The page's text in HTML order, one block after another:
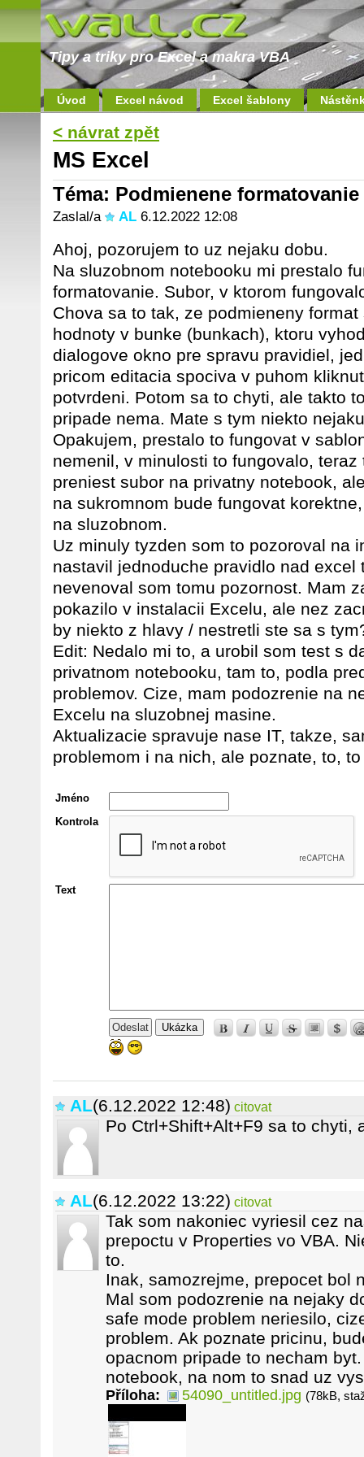
Tipy a triky pro Excel a makra VBA
Úvod Excel návod Excel šablony
< návrat zpět
MS Excel
Téma: Podmienene
Zaslal/a AL 6.12.2022 12:08
Ahoj, pozorujem to uz nejaku dobu.
Na sluzobnom notebooku mi prestalo
formatovanie. Subor, v ktorom
Chova sa to tak, ze podmieneny
hodnoty v bunke (bunkach), ktoru
dialogove okno pre spravu pravidiel,
pricom editacia spociva v puhom
potvrdeni. Potom sa to chyti, ale takto
pripade nema. Mate s tym niekto
Opakujem, prestalo to fungovat v
nemenil, v minulosti to fungovalo, teraz
preniest subor na privatny notebook,
na sukromnom bude fungovat
na sluzobnom.
Uz minuly tyzden som to pozoroval na
nastavil jednoduche pravidlo nad
nevenoval som tomu pozornost. Mam
pokazilo v instalacii Excelu, ale nez
by niekto z hlavy / nestretli ste sa s
Edit: Nedalo mi to, a urobil som test s
privatnom notebooku, tam to, podla
problemov. Cize, mam podozrenie na
Excelu na sluzobnej masine.
Aktualizacie spravuje nase IT, takze,
problemom i na nich, ale poznate, to,
Jméno
Kontrola
Text
Ukázka
AL(6.12.2022 12:48) citovat
Po Ctrl+Shift+Alt+F9 sa to chyti,
AL(6.12.2022 13:22) citovat
Tak som nakoniec vyriesil cez
prepoctu v Properties vo VBA.
to.
Inak, samozrejme, prepocet bol
Mal som podozrenie na nejaky
safe mode problem neriesilo,
problem. Ak poznate pricinu,
opacnom pripade to necham
notebook, na nom to snad uz
Příloha: 54090_untitled.jpg (78kB,